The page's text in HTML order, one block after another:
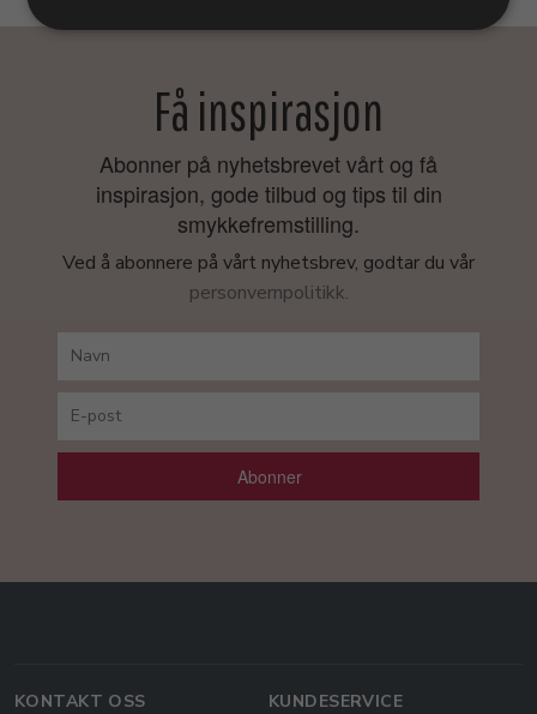
Få inspirasjon
Abonner på nyhetsbrevet vårt og få
inspirasjon, gode tilbud og tips til din
smykkefremstilling.
Ved å abonnere på vårt nyhetsbrev, godtar du vår
personvernpolitikk.
Abonner
KONTAKT OSS
KUNDESERVICE